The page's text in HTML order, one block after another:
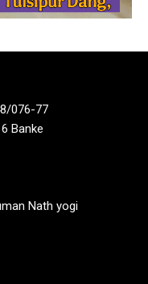
076-77
Banke
Nath yogi